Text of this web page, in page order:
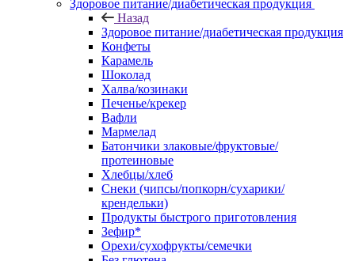
Здоровое питание/диабетическая продукция
Назад
Здоровое питание/диабетическая продукция
Конфеты
Карамель
Шоколад
Халва/козинаки
Печенье/крекер
Вафли
Мармелад
Батончики злаковые/фруктовые/
протеиновые
Хлебцы/хлеб
Снеки (чипсы/попкорн/сухарики/
крендельки)
Продукты быстрого приготовления
Зефир*
Орехи/сухофрукты/семечки